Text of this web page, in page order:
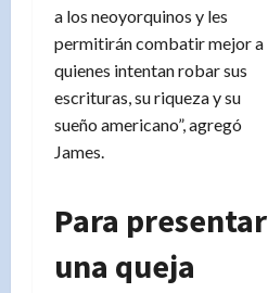
a los neoyorquinos y les
permitirán combatir mejor a
quienes intentan robar sus
escrituras, su riqueza y su
sueño americano”, agregó
James.
Para presentar
una queja